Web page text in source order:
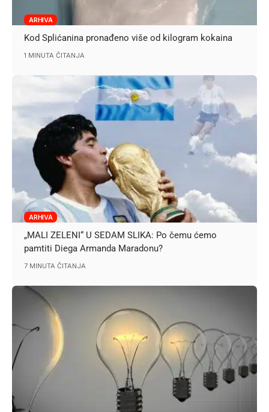
ARHIVA
Kod Splićanina pronađeno više od kilogram kokaina
1 MINUTA ČITANJA
ARHIVA
„MALI ZELENI“ U SEDAM SLIKA: Po čemu ćemo
pamtiti Diega Armanda Maradonu?
7 MINUTA ČITANJA